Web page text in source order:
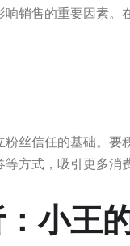
销售的重要因素
丝信任的基础。
方式，吸引更多消
小王